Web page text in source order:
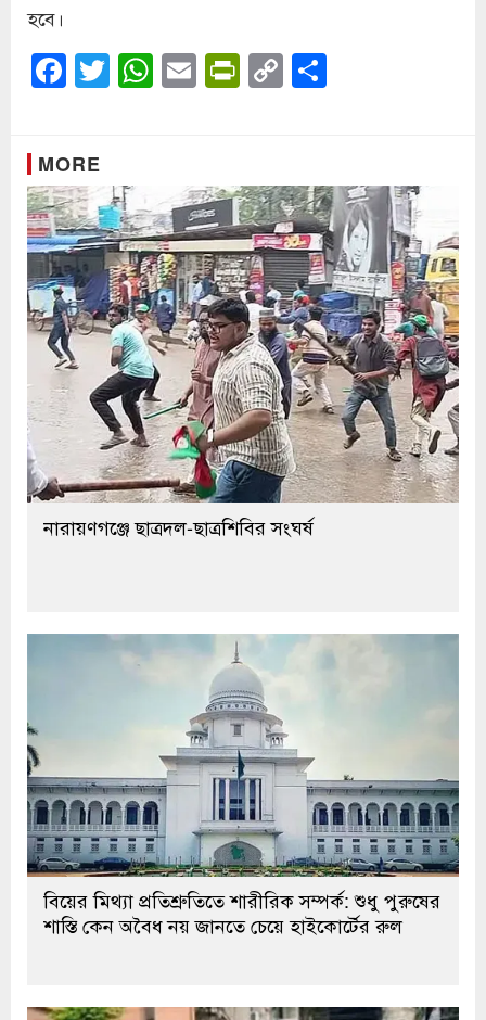
হবে।
Facebook
Twitter
WhatsApp
EmailPrintFriendly
Copy
Link
MORE
নারায়ণগঞ্জে ছাত্রদল-ছাত্রশিবির সংঘর্ষ
বিয়ের মিথ্যা প্রতিশ্রুতিতে শারীরিক সম্পর্ক: শুধু পুরুষের
শাস্তি কেন অবৈধ নয় জানতে চেয়ে হাইকোর্টের রুল